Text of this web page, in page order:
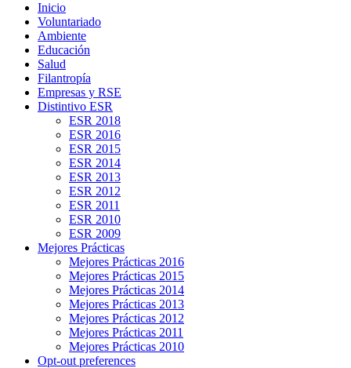
Inicio
Voluntariado
Ambiente
Educación
Salud
Filantropía
Empresas y RSE
Distintivo ESR
ESR 2018
ESR 2016
ESR 2015
ESR 2014
ESR 2013
ESR 2012
ESR 2011
ESR 2010
ESR 2009
Mejores Prácticas
Mejores Prácticas 2016
Mejores Prácticas 2015
Mejores Prácticas 2014
Mejores Prácticas 2013
Mejores Prácticas 2012
Mejores Prácticas 2011
Mejores Prácticas 2010
Opt-out preferences